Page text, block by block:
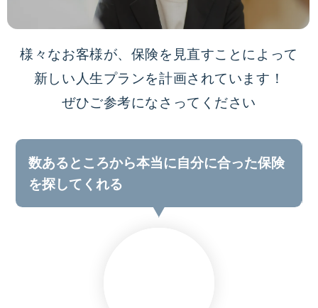
様々なお客様が、保険を見直すことによって
新しい人生プランを計画されています！
ぜひご参考になさってください
数あるところから本当に自分に合った保険
を探してくれる